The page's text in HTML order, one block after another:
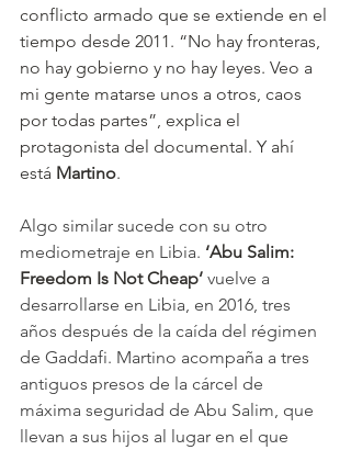
conflicto armado que se extiende en el
tiempo desde 2011. “No hay fronteras,
no hay gobierno y no hay leyes. Veo a
mi gente matarse unos a otros, caos
por todas partes”, explica el
protagonista del documental. Y ahí
está Martino.
Algo similar sucede con su otro
mediometraje en Libia. ‘Abu Salim:
Freedom Is Not Cheap’ vuelve a
desarrollarse en Libia, en 2016, tres
años después de la caída del régimen
de Gaddafi. Martino acompaña a tres
antiguos presos de la cárcel de
máxima seguridad de Abu Salim, que
llevan a sus hijos al lugar en el que